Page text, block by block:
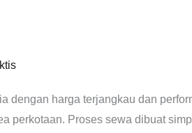
dengan harga terjangkau dan
perkotaan. Proses sewa dibuat